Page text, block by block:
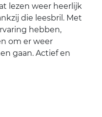
lezen weer heerlijk
die leesbril. Met
hebben,
om er weer
gaan. Actief en